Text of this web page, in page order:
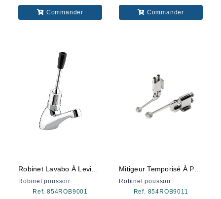
Commander Commander
Robinet Lavabo À Levier 9001l
Robinet poussoir
Ref. 854ROB9001
Mitigeur Temporisé À Pédale 9011
Robinet poussoir
Ref. 854ROB9011